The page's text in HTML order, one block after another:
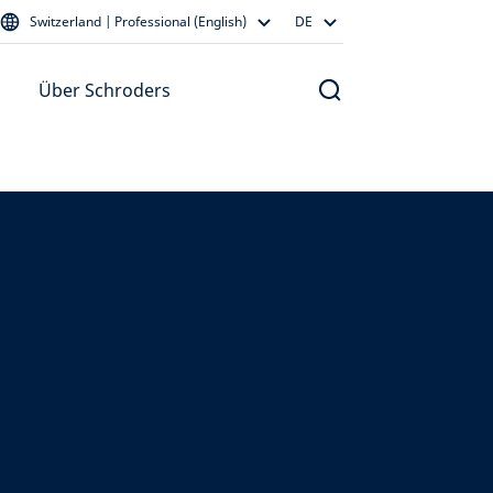
Switzerland | Professional (English) DE
Über Schroders